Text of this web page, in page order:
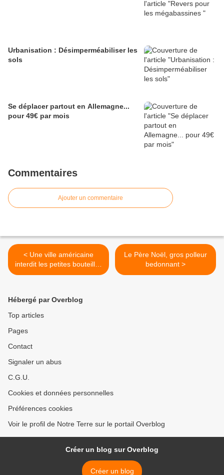
Urbanisation : Désimperméabiliser les
sols
Se déplacer partout en Allemagne...
pour 49€ par mois
Commentaires
Ajouter un commentaire
< Une ville américaine
interdit les petites bouteilles
d'eau en plastique
Le Père Noël, gros polleur
bedonnant >
Hébergé par Overblog
Top articles
Pages
Contact
Signaler un abus
C.G.U.
Cookies et données personnelles
Préférences cookies
Voir le profil de Notre Terre sur le portail Overblog
Créer un blog sur Overblog
Créer un blog